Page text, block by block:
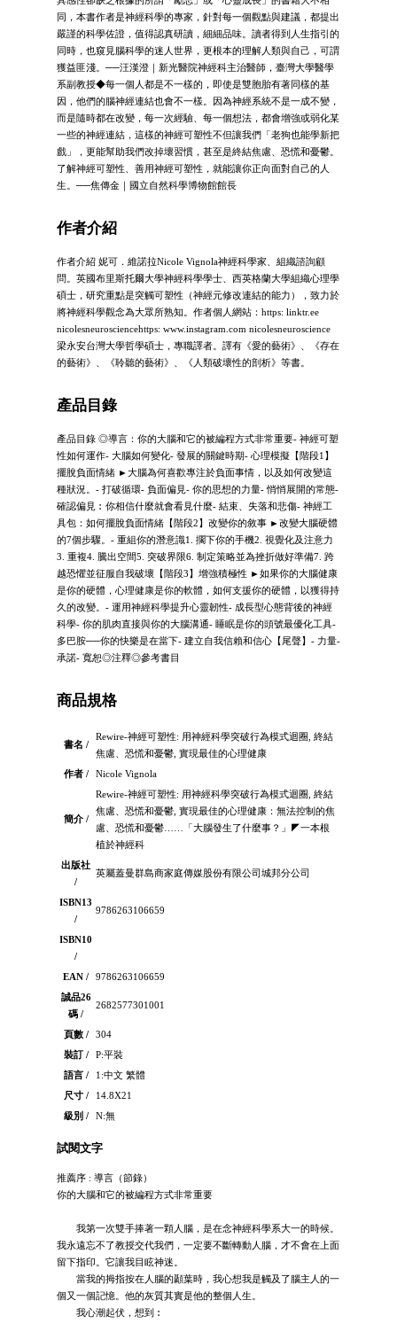
同，本書作者是神經科學的專家，針對每一個觀點與建議，都提出
嚴謹的科學佐證，值得認真研讀，細細品味。讀者得到人生指引的
同時，也窺見腦科學的迷人世界，更根本的理解人類與自己，可謂
獲益匪淺。──汪漢澄｜新光醫院神經科主治醫師，臺灣大學醫學
系副教授◆每一個人都是不一樣的，即使是雙胞胎有著同樣的基
因，他們的腦神經連結也會不一樣。因為神經系統不是一成不變，
而是隨時都在改變，每一次經驗、每一個想法，都會增強或弱化某
一些的神經連結，這樣的神經可塑性不但讓我們「老狗也能學新把
戲」，更能幫助我們改掉壞習慣，甚至是終結焦慮、恐慌和憂鬱。
了解神經可塑性、善用神經可塑性，就能讓你正向面對自己的人
生。──焦傳金｜國立自然科學博物館館長
作者介紹
作者介紹 妮可．維諾拉Nicole Vignola神經科學家、組織諮詢顧
問。英國布里斯托爾大學神經科學學士、西英格蘭大學組織心理學
碩士，研究重點是突觸可塑性（神經元修改連結的能力），致力於
將神經科學觀念為大眾所熟知。作者個人網站：https: linktr.ee
nicolesneurosciencehttps: www.instagram.com nicolesneuroscience
梁永安台灣大學哲學碩士，專職譯者。譯有《愛的藝術》、《存在
的藝術》、《聆聽的藝術》、《人類破壞性的剖析》等書。
產品目錄
產品目錄 ◎導言：你的大腦和它的被編程方式非常重要- 神經可塑
性如何運作- 大腦如何變化- 發展的關鍵時期- 心理模擬【階段1】
擺脫負面情緒 ►大腦為何喜歡專注於負面事情，以及如何改變這
種狀況。- 打破循環- 負面偏見- 你的思想的力量- 悄悄展開的常態-
確認偏見︰你相信什麼就會看見什麼- 結束、失落和悲傷- 神經工
具包：如何擺脫負面情緒【階段2】改變你的敘事 ►改變大腦硬體
的7個步驟。- 重組你的潛意識1. 擱下你的手機2. 視覺化及注意力
3. 重複4. 騰出空間5. 突破界限6. 制定策略並為挫折做好準備7. 跨
越恐懼並征服自我破壞【階段3】增強積極性 ►如果你的大腦健康
是你的硬體，心理健康是你的軟體，如何支援你的硬體，以獲得持
久的改變。- 運用神經科學提升心靈韌性- 成長型心態背後的神經
科學- 你的肌肉直接與你的大腦溝通- 睡眠是你的頭號最優化工具-
多巴胺──你的快樂是在當下- 建立自我信賴和信心【尾聲】- 力量-
承諾- 寬恕◎注釋◎參考書目
商品規格
書名 /
Rewire-神經可塑性: 用神經科學突破行為模式迴圈, 終結
焦慮、恐慌和憂鬱, 實現最佳的心理健康
作者 /
Nicole Vignola
簡介 /
Rewire-神經可塑性: 用神經科學突破行為模式迴圈, 終結
焦慮、恐慌和憂鬱, 實現最佳的心理健康：無法控制的焦
慮、恐慌和憂鬱……「大腦發生了什麼事？」◤一本根
植於神經科
出版社
/
英屬蓋曼群島商家庭傳媒股份有限公司城邦分公司
ISBN13
/
9786263106659
ISBN10
/
EAN /
9786263106659
誠品26
碼 /
2682577301001
頁數 /
304
裝訂 /
P:平裝
語言 /
1:中文 繁體
尺寸 /
14.8X21
級別 /
N:無
試閱文字
推薦序 : 導言（節錄）
你的大腦和它的被編程方式非常重要
我第一次雙手捧著一顆人腦，是在念神經科學系大一的時候。
我永遠忘不了教授交代我們，一定要不斷轉動人腦，才不會在上面
留下指印。它讓我目眩神迷。
當我的拇指按在人腦的顳葉時，我心想我是觸及了腦主人的一
個又一個記憶。他的灰質其實是他的整個人生。
我心潮起伏，想到︰